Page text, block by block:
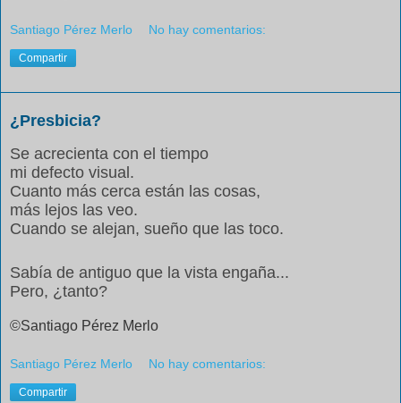
Santiago Pérez Merlo No hay comentarios:
Compartir
¿Presbicia?
Se acrecienta con el tiempo
mi defecto visual.
Cuanto más cerca están las cosas,
más lejos las veo.
Cuando se alejan, sueño que las toco.
Sabía de antiguo que la vista engaña...
Pero, ¿tanto?
©Santiago Pérez Merlo
Santiago Pérez Merlo No hay comentarios:
Compartir